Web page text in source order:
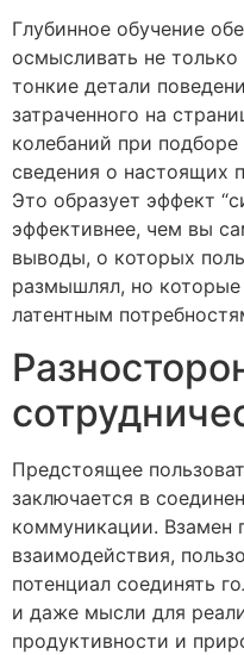
Глубинное обучение
осмысливать не
тонкие детали
затраченного на
колебаний при
сведения о настоящих
Это образует эффект
эффективнее, чем вы
выводы, о которых
размышлял, но которые
латентным
Предстоящее
заключается в
коммуникации. Взамен
взаимодействия,
потенциал соединять
и даже мысли для
продуктивности и